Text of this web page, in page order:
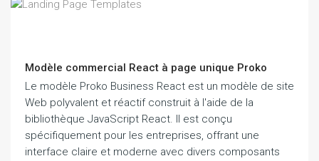
Modèle commercial React à page unique Proko
Le modèle Proko Business React est un modèle de site
Web polyvalent et réactif construit à l'aide de la
bibliothèque JavaScript React. Il est conçu
spécifiquement pour les entreprises, offrant une
interface claire et moderne avec divers composants